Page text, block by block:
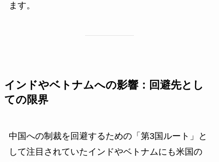
ます。
インドやベトナムへの影響：回避先とし
ての限界
中国への制裁を回避するための「第3国ルート」と
して注目されていたインドやベトナムにも米国の